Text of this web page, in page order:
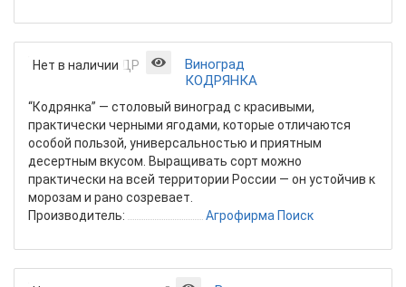
Нет в наличии
Виноград
КОДРЯНКА
“Кодрянка” — столовый виноград с красивыми,
практически черными ягодами, которые отличаются
особой пользой, универсальностью и приятным
десертным вкусом. Выращивать сорт можно
практически на всей территории России — он устойчив к
морозам и рано созревает.
Производитель:
Агрофирма Поиск